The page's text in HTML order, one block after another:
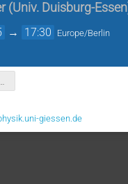
(Univ. Duisburg-Essen
→ 17:30 Europe/Berlin
giessen.de